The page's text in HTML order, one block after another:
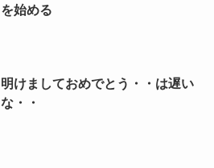
を始める
明けましておめでとう・・は遅い
な・・